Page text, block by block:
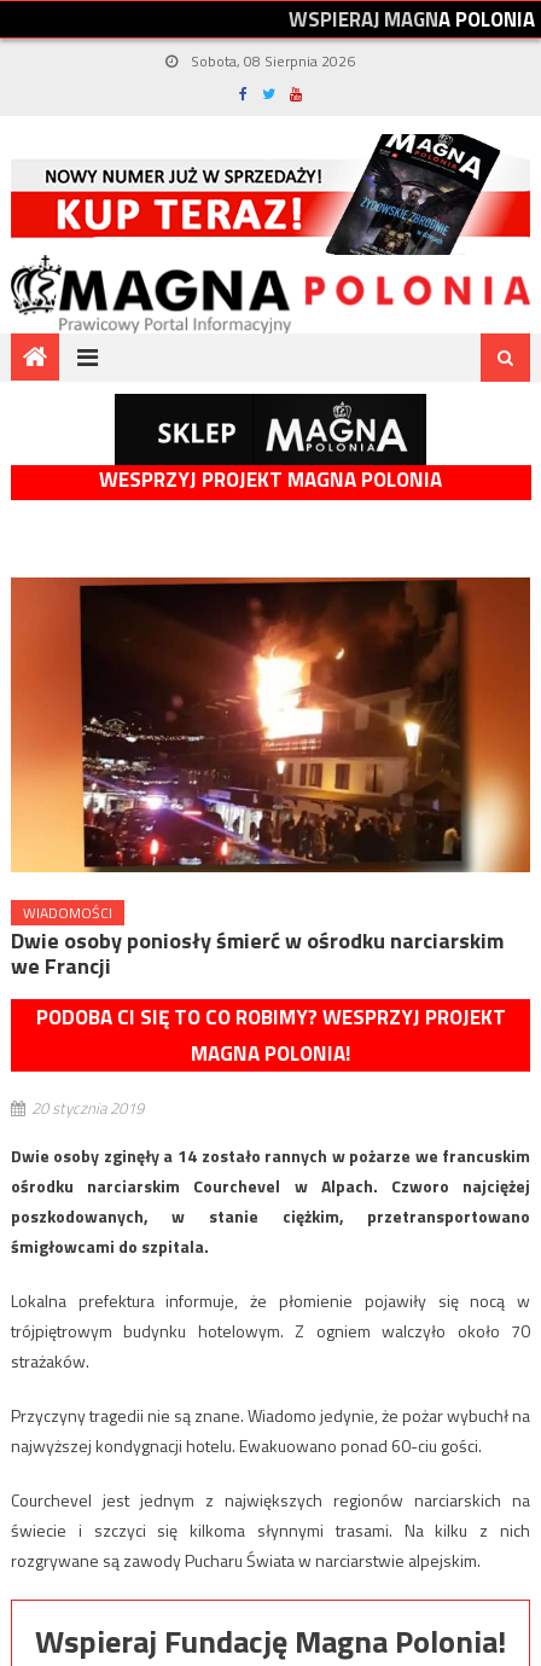
WSPIERAJMAGNAPOLONIA
Sobota, 08 Sierpnia 2026
WESPRZYJ PROJEKT MAGNA POLONIA
WIADOMOŚCI
Dwie osoby poniosły śmierć w ośrodku narciarskim
we Francji
PODOBA CI SIĘ TO CO ROBIMY? WESPRZYJ PROJEKT
MAGNA POLONIA!
20 stycznia 2019
Dwie osoby zginęły a 14 zostało rannych w pożarze we francuskim
ośrodku narciarskim Courchevel w Alpach. Czworo najciężej
poszkodowanych, w stanie ciężkim, przetransportowano
śmigłowcami do szpitala.
Lokalna prefektura informuje, że płomienie pojawiły się nocą w
trójpiętrowym budynku hotelowym. Z ogniem walczyło około 70
strażaków.
Przyczyny tragedii nie są znane. Wiadomo jedynie, że pożar wybuchł na
najwyższej kondygnacji hotelu. Ewakuowano ponad 60-ciu gości.
Courchevel jest jednym z największych regionów narciarskich na
świecie i szczyci się kilkoma słynnymi trasami. Na kilku z nich
rozgrywane są zawody Pucharu Świata w narciarstwie alpejskim.
Wspieraj Fundację Magna Polonia!